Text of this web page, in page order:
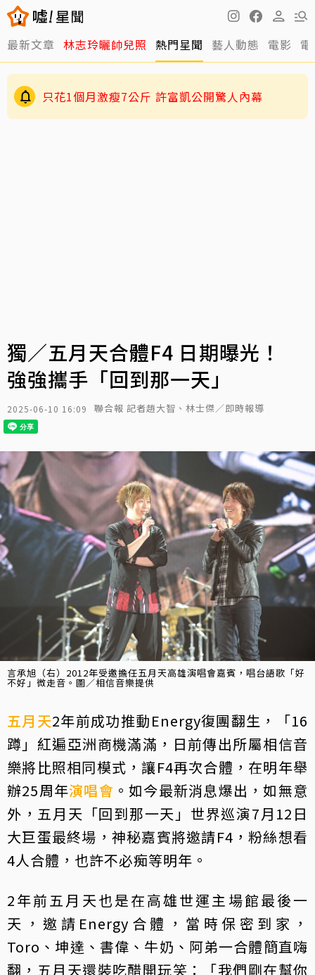
最新文章 林志玲曬帥兒照 熱門星聞 藝人動態 電影
只花1個月激瘦7公斤 許富凱公開驚人內幕
獨／五月天合體F4 日期曝光！
強強攜手「回到那一天」
2025-06-10 16:09 聯合報 記者趙大智、林士傑／即時報導
言承旭（右）2012年受邀擔任五月天高雄演唱會嘉賓，唱台語歌「好
不好」微走音。圖／相信音樂提供
五月天2年前成功推動Energy復團翻生，「16
蹲」紅遍亞洲商機滿滿，日前傳出所屬相信音
樂將比照相同模式，讓F4再次合體，在明年舉
辦25周年演唱會 。如今最新消息爆出，如無意
外，五月天「回到那一天」世界巡演7月12日
大巨蛋最終場，神秘嘉賓將邀請F4，粉絲想看
4人合體，也許不必痴等明年。
2年前五月天也是在高雄世運主場館最後一
天，邀請Energy合體，當時保密到家，
Toro、坤達、書偉、牛奶、阿弟一合體簡直嗨
翻，五月天還裝吃醋開玩笑：「我們剛在幫你